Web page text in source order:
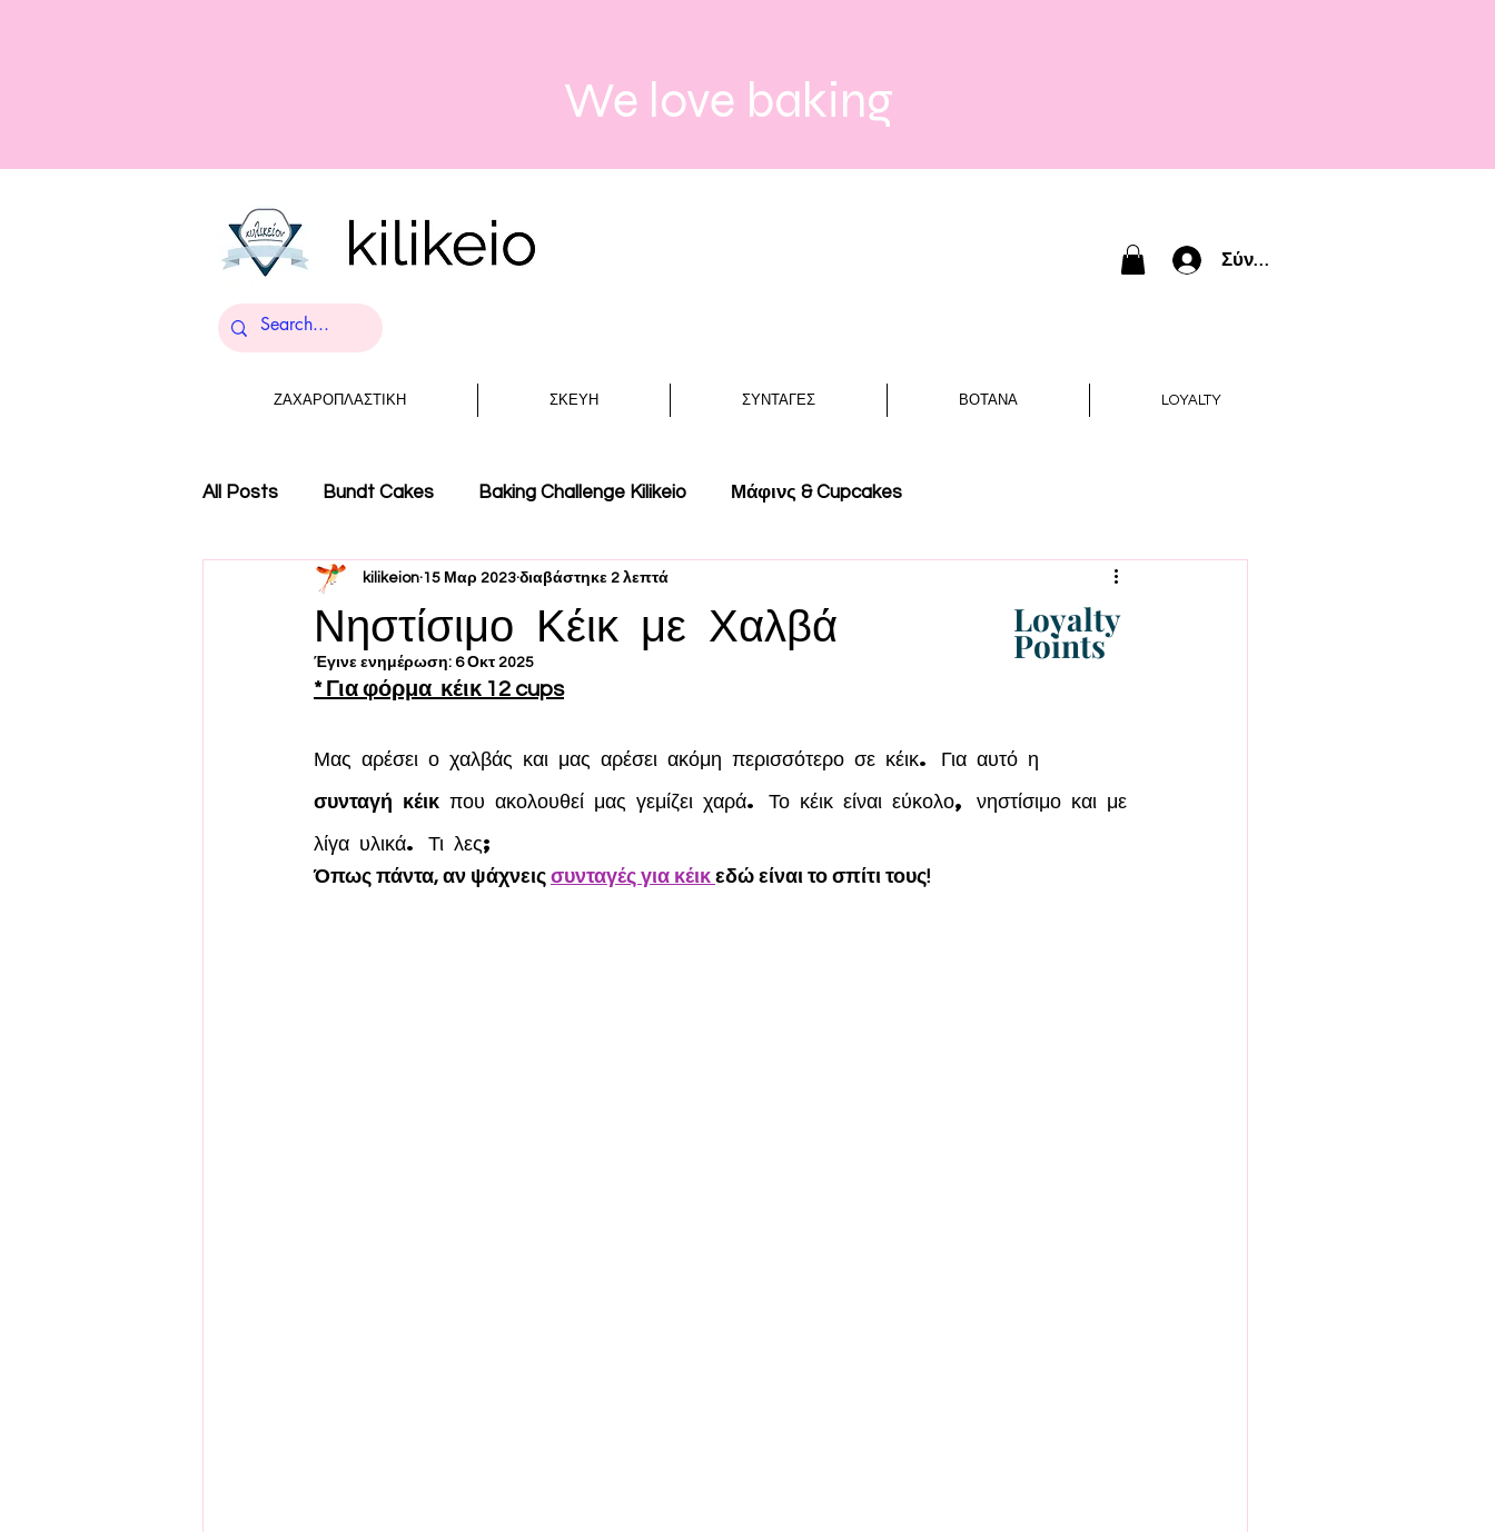
We love baking
Σύνδεση
ΖΑΧΑΡΟΠΛΑΣΤΙΚΗ ΣΚΕΥΗ ΣΥΝΤΑΓΕΣ ΒΟΤΑΝΑ LOYALTY
All Posts Bundt Cakes Baking Challenge Kilikeio Μάφινς & Cupcakes
Νηστίσιμο Κέικ με Χαλβά
kilikeion 15 Μαρ 2023 διαβάστηκε 2 λεπτά
Έγινε ενημέρωση: 6 Οκτ 2025
* Για φόρμα  κέικ 12 cups
Μας αρέσει ο χαλβάς και μας αρέσει ακόμη περισσότερο σε κέικ. Για αυτό η
συνταγή κέικ που ακολουθεί μας γεμίζει χαρά. Το κέικ είναι εύκολο, νηστίσιμο και με
λίγα υλικά. Τι λες;
Όπως πάντα, αν ψάχνεις συνταγές για κέικ εδώ είναι το σπίτι τους!
Loyalty
Points